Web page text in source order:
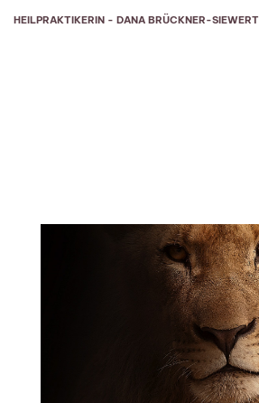
HEILPRAKTIKERIN - DANA BRÜCKNER-SIEWERT